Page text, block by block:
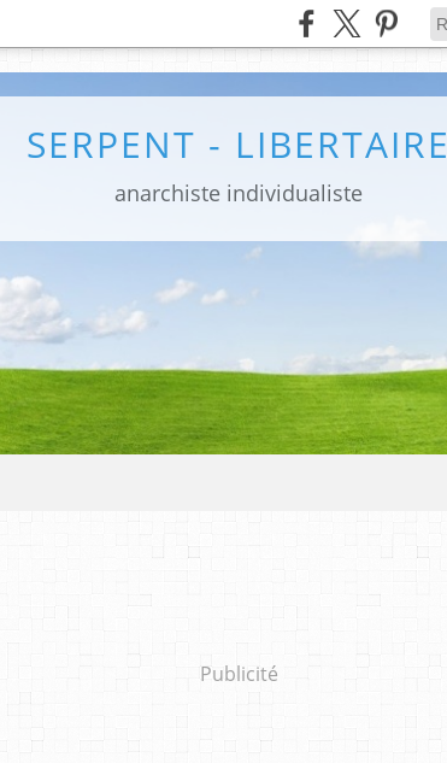
SERPENT - LIBERTAIRE
anarchiste individualiste
Publicité